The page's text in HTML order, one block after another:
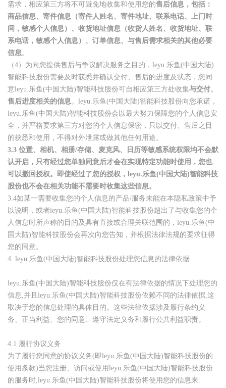
需求，相应第三方将不可避免地收集和使用您的售后信息，包括：
商品信息、寄件信息（寄件人姓名、寄件地址、联系电话、上门时
间，敏感个人信息）、收货地址信息（收货人姓名、收货地址、联
系电话，敏感个人信息）、订单信息、与售后需求相关的其他必要
信息。
（4） 为向您提供售后与争议解决服务之目的，leyu.乐鱼(中国大陆)
智能科技股份需要及时获悉并确认交付、售后的进度及状态，您同
意leyu.乐鱼(中国大陆)智能科技股份可自相应第三方处收集与交付、
售后进度相关的信息。leyu.乐鱼(中国大陆)智能科技股份向您承诺，
leyu.乐鱼(中国大陆)智能科技股份会以最大努力保障您的个人信息安
全，并严格要求第三方对您的个人信息保密，只以交付、售后之目
的获悉和使用，不得对外泄露或做其他任何用途。
3.3 位置、相机、相册/存储、麦克风、日历等敏感系统权限均不会默
认开启，只有经过您单独同意后才会在实现特定功能时使用，您也
可以撤回授权。即使经过了您的授权，leyu.乐鱼(中国大陆)智能科技
股份也不会在相关功能不需要时收集这些信息。
3.4如某一需要收集您的个人信息的产品/服务未能在本隐私政策中予
以说明，或者leyu.乐鱼(中国大陆)智能科技股份超出了与收集您的个
人信息时所声称的目的及具有直接或合理关联范围的，leyu.乐鱼(中
国大陆)智能科技股份会再次向您告知，并根据法律法规的要求征得
您的同意。
4. leyu.乐鱼(中国大陆)智能科技股份处理您信息的法律依据
leyu.乐鱼(中国大陆)智能科技股份仅在有法律依据的情况下处理您的
信息,并且leyu.乐鱼(中国大陆)智能科技股份依赖不同的法律依据,这
取决于您的信息处理的具体目的。这些法律依据涉及履行条约义
务、正当利益、您的同意、遵守法定义务和履行公共利益职责。
4.1 履行协议义务
为了履行您同意的协议义务(即leyu.乐鱼(中国大陆)智能科技股份的
使用条款)当您注册、访问或使用leyu.乐鱼(中国大陆)智能科技股份
的服务时,leyu.乐鱼(中国大陆)智能科技股份将使用您的信息来: